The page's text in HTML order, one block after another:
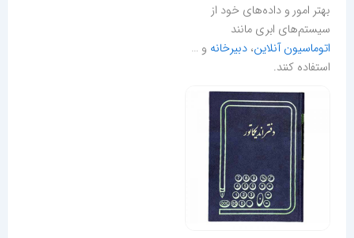
بهتر امور و داده‌های خود از
سیستم‌های ابری مانند
اتوماسیون آنلاین،دبیرخانه و …
استفاده کنند.